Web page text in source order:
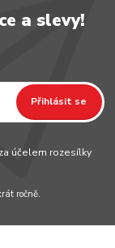
a slevy!
Přihlásit se
za účelem rozesílky
ročně.